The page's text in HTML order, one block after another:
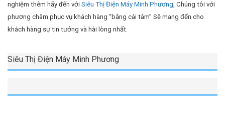
nghiệm thêm hãy đến với Siêu Thị Điện Máy Minh Phương, Chúng tôi với
phương châm phục vụ khách hàng “bằng cái tâm” Sẽ mang đến cho
khách hàng sự tin tưởng và hài lòng nhất.
Siêu Thị Điện Máy Minh Phương